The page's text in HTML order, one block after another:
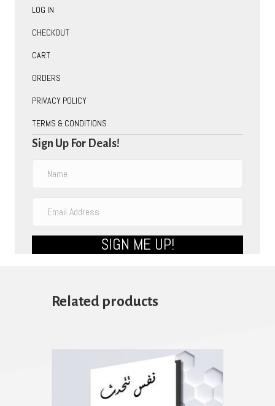
LOG IN
CHECKOUT
CART
ORDERS
PRIVACY POLICY
TERMS & CONDITIONS
Sign Up For Deals!
SIGN ME UP!
Related products